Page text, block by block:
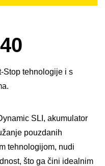
Stop tehnologije i s
SLI, akumulator
pouzdanih
tehnologijom, nudi
što ga čini idealnim